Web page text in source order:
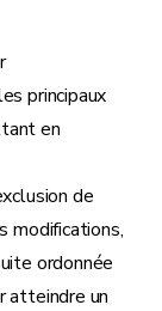
principaux
en
de
modifications,
ordonnée
atteindre un